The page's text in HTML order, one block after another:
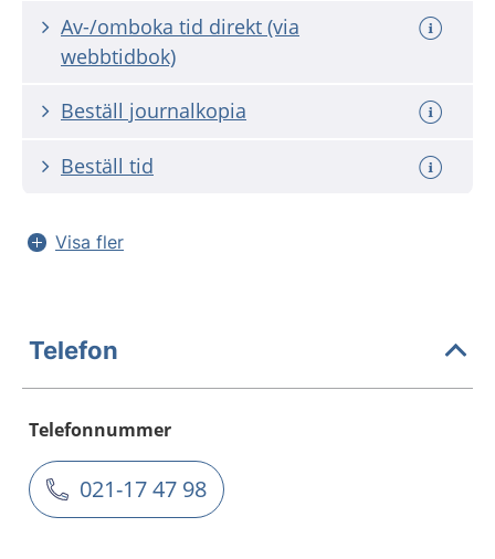
Av-/omboka tid direkt (via
webbtidbok)
Beställ journalkopia
Beställ tid
Visa fler
Telefon
Telefonnummer
021-17 47 98